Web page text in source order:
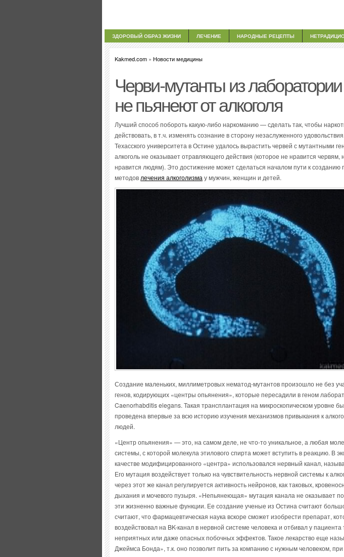
ЗДОРОВЫЙ ОБРАЗ ЖИЗНИ ЛЕЧЕНИЕ НАРОДНЫЕ РЕЦЕПТЫ
Kakmed.com » Новости медицины
Черви-мутанты из
не пьянеют от алкоголя
Лучший способ побороть какую-либо наркоманию — сделать так, чтобы
действовать, в т.ч. изменять сознание в сторону незаслуженного
Техасского университета в Остине удалось вырастить червей с мутантными
алкоголь не оказывает отравляющего действия (которое не нравится червям,
нравится людям). Это достижение может сделаться началом пути к созданию
методов лечения алкоголизма у мужчин, женщин и детей.
Создание маленьких, миллиметровых нематод-мутантов произошло не без
генов, кодирующих «центры опьянения», которые пересадили в геном
Caenorhabditis elegans. Такая трансплантация на микроскопическом уровне
проведена впервые за всю историю изучения механизмов привыкания к
людей.
«Центр опьянения» — это, на самом деле, не что-то уникальное, а любая
системы, с которой молекула этилового спирта может вступить в реакцию. В
качестве модифицированного «центра» использовался нервный канал,
Его мутация воздействует только на чувствительность нервной системы к
через этот же канал регулируется активность нейронов, как таковых,
дыхания и мочевого пузыря. «Непьянеющая» мутация канала не оказывает
эти жизненно важные функции. Ее создание ученые из Остина считают
считают, что фармацевтическая наука вскоре сможет изобрести препарат,
воздействовал на BK-канал в нервной системе человека и отбивал у пациента
неприятных или даже опасных побочных эффектов. Такое лекарство еще
Джеймса Бонда», т.к. оно позволит пить за компанию с нужным человеком,